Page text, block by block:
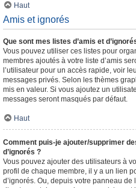
Haut
Amis et ignorés
Que sont mes listes d’amis et
Vous pouvez utiliser ces listes pour
membres ajoutés à votre liste d’amis
l’utilisateur pour un accès rapide, voir
messages privés. Selon les thèmes
mis en valeur. Si vous ajoutez un
messages seront masqués par défaut.
Haut
Comment puis-je ajouter/supprimer
d’ignorés ?
Vous pouvez ajouter des utilisateurs à
profil de chaque membre, il y a un lien
d’ignorés. Ou, depuis votre panneau de